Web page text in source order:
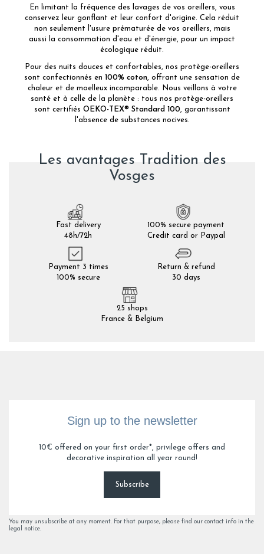
En limitant la fréquence des lavages de vos oreillers, vous
conservez leur gonflant et leur confort d'origine. Cela réduit
non seulement l'usure prématurée de vos oreillers, mais
aussi la consommation d'eau et d'énergie, pour un impact
écologique réduit.
Pour des nuits douces et confortables, nos protège-oreillers
sont confectionnés en 100% coton, offrant une sensation de
chaleur et de moelleux incomparable. Nous veillons à votre
santé et à celle de la planète : tous nos protège-oreillers
sont certifiés OEKO-TEX® Standard 100, garantissant
l'absence de substances nocives.
Les avantages Tradition des
Vosges
Fast delivery
48h/72h
100% secure payment
Credit card or Paypal
Payment 3 times
100% secure
Return & refund
30 days
25 shops
France & Belgium
Sign up to the newsletter
10€ offered on your first order*, privilege offers and
decorative inspiration all year round!
Subscribe
You may unsubscribe at any moment. For that purpose, please find our contact info in the
legal notice.